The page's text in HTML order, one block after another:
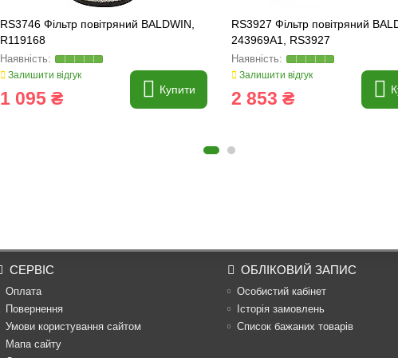
RS3746 Фільтр повітряний BALDWIN,
R119168
Залишити відгук
1 095 ₴ Купити
RS3927 Фільтр повітряний
243969A1, RS3927
Залишити відгук
2 853 ₴
СЕРВІС
Оплата
Повернення
Умови користування сайтом
Мапа сайту
ОБЛІКОВИЙ ЗАПИС
Особистий кабінет
Історія замовлень
Список бажаних товарів